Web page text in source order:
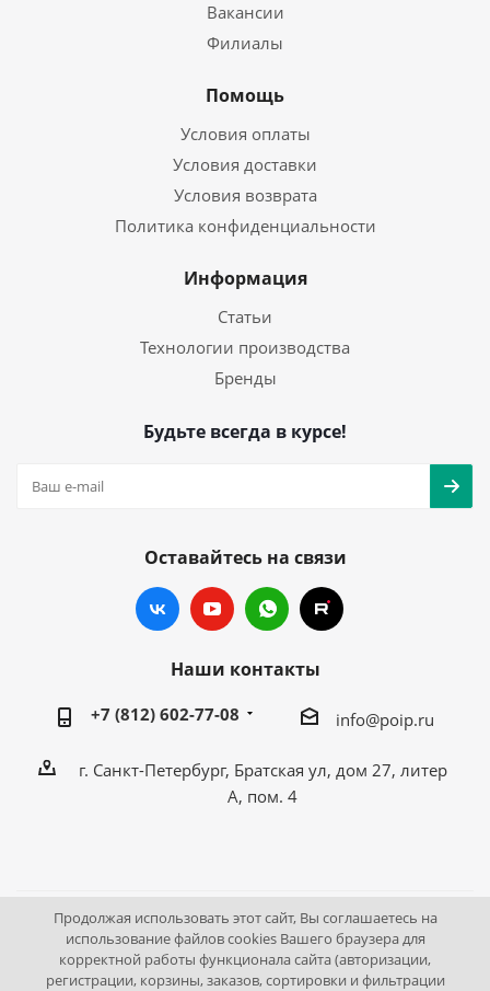
Вакансии
Филиалы
Помощь
Условия оплаты
Условия доставки
Условия возврата
Политика конфиденциальности
Информация
Статьи
Технологии производства
Бренды
Будьте всегда в курсе!
Оставайтесь на связи
Наши контакты
+7 (812) 602-77-08 info@poip.ru
г. Санкт-Петербург, Братская ул, дом 27, литер
А, пом. 4
2009 - 2026 © Промышленное оборудование Интернет
портал.
Продолжая использовать этот сайт, Вы соглашаетесь на
использование файлов cookies Вашего браузера для
корректной работы функционала сайта (авторизации,
регистрации, корзины, заказов, сортировки и фильтрации